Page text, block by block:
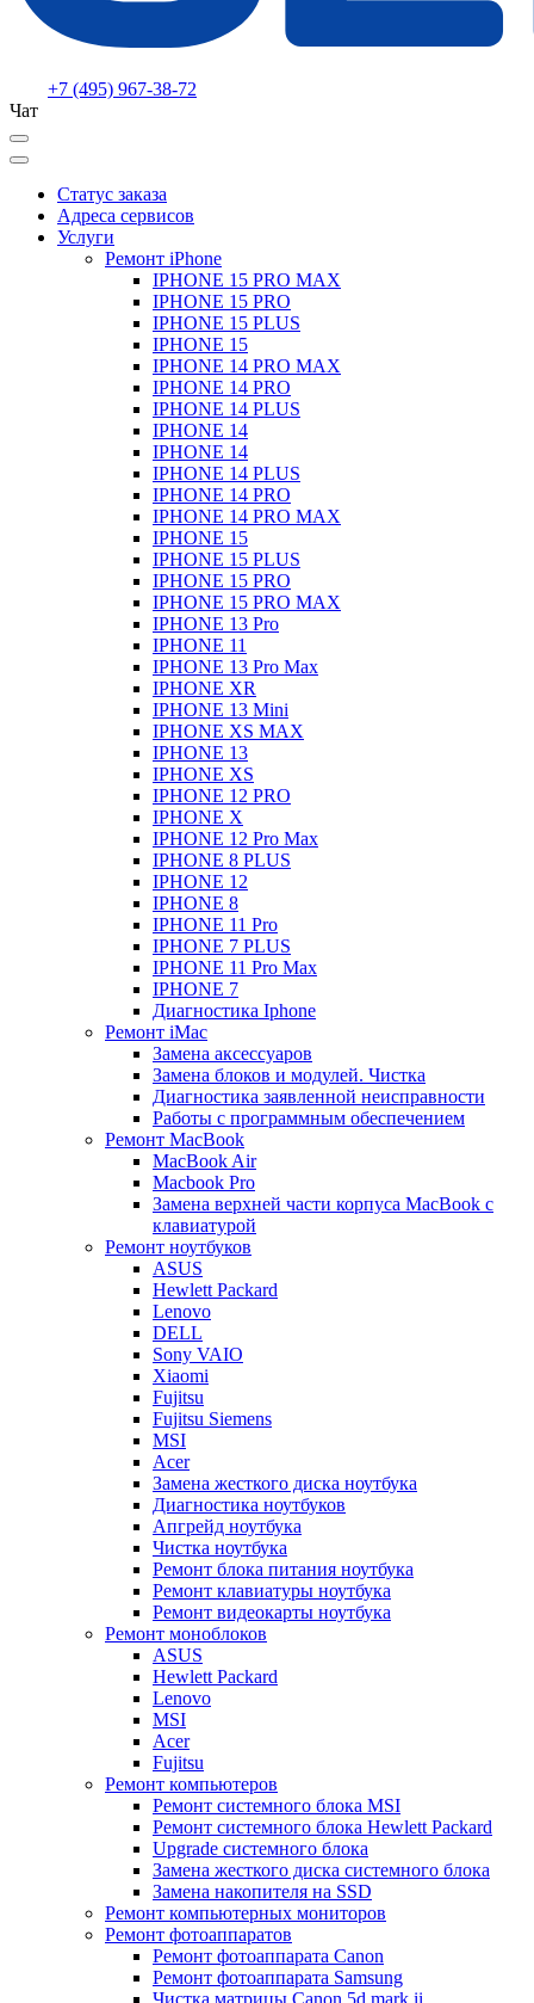
+7 (495) 967-38-72
Чат
Статус заказа
Адреса сервисов
Услуги
Ремонт iPhone
IPHONE 15 PRO MAX
IPHONE 15 PRO
IPHONE 15 PLUS
IPHONE 15
IPHONE 14 PRO MAX
IPHONE 14 PRO
IPHONE 14 PLUS
IPHONE 14
IPHONE 14
IPHONE 14 PLUS
IPHONE 14 PRO
IPHONE 14 PRO MAX
IPHONE 15
IPHONE 15 PLUS
IPHONE 15 PRO
IPHONE 15 PRO MAX
IPHONE 13 Pro
IPHONE 11
IPHONE 13 Pro Max
IPHONE XR
IPHONE 13 Mini
IPHONE XS MAX
IPHONE 13
IPHONE XS
IPHONE 12 PRO
IPHONE X
IPHONE 12 Pro Max
IPHONE 8 PLUS
IPHONE 12
IPHONE 8
IPHONE 11 Pro
IPHONE 7 PLUS
IPHONE 11 Pro Max
IPHONE 7
Диагностика Iphone
Ремонт iMac
Замена аксессуаров
Замена блоков и модулей. Чистка
Диагностика заявленной неисправности
Работы с программным обеспечением
Ремонт MacBook
MacBook Air
Macbook Pro
Замена верхней части корпуса MacBook с
клавиатурой
Ремонт ноутбуков
ASUS
Hewlett Packard
Lenovo
DELL
Sony VAIO
Xiaomi
Fujitsu
Fujitsu Siemens
MSI
Acer
Замена жесткого диска ноутбука
Диагностика ноутбуков
Апгрейд ноутбука
Чистка ноутбука
Ремонт блока питания ноутбука
Ремонт клавиатуры ноутбука
Ремонт видеокарты ноутбука
Ремонт моноблоков
ASUS
Hewlett Packard
Lenovo
MSI
Acer
Fujitsu
Ремонт компьютеров
Ремонт системного блока MSI
Ремонт системного блока Hewlett Packard
Upgrade системного блока
Замена жесткого диска системного блока
Замена накопителя на SSD
Ремонт компьютерных мониторов
Ремонт фотоаппаратов
Ремонт фотоаппарата Canon
Ремонт фотоаппарата Samsung
Чистка матрицы Canon 5d mark ii